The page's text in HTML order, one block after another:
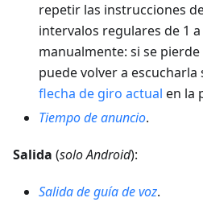
repetir las instrucciones
intervalos regulares de 1
manualmente: si se
puede volver a
flecha de giro actual en la
Tiempo de anuncio.
Salida (solo Android):
Salida de guía de voz.